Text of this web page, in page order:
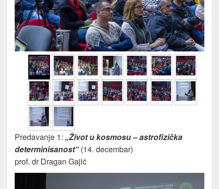
Predavanje 1: „Život u kosmosu – astrofizička
determinisanost“(14. decembar)
prof. dr Dragan Gajić